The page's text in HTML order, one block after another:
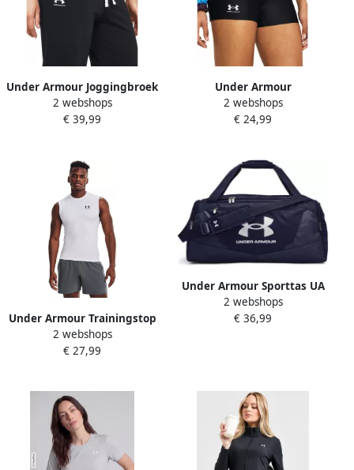
Under Armour Joggingbroek
Rival zacht geruwde
binnenkant
2 webshops
€ 39,99
Under Armour
Trainingsshort UA HG
SHORTY (1-delig)
2 webshops
€ 24,99
Under Armour Trainingstop
UA HG Armour Comp SL (1-
delig)
2 webshops
€ 27,99
Under Armour Sporttas UA
UNDENIABLE 5.0 DUFFLE
MD
2 webshops
€ 36,99